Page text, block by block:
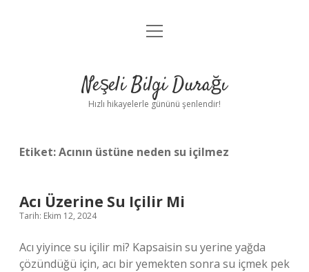
Anasayfa
Yasal Uyarı
menüyü
Neşeli Bilgi Durağı
Hızlı hikayelerle gününü şenlendir!
Etiket:Acının üstüne neden su içilmez
Acı Üzerine Su Içilir Mi
Tarih: Ekim 12, 2024
Acı yiyince su içilir mi? Kapsaisin su yerine yağda
çözündüğü için, acı bir yemekten sonra su içmek pek